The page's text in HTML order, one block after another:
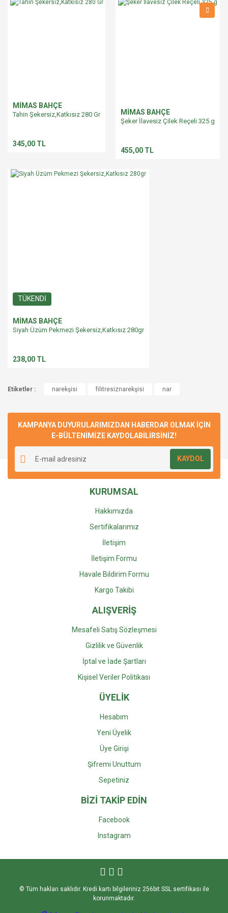
MİMAS BAHÇE
Tahin Şekersiz,Katkısız 280 Gr
345,00 TL
MİMAS BAHÇE
Şeker İlavesiz Çilek Reçeli 325 g
455,00 TL
TÜKENDİ
MİMAS BAHÇE
Siyah Üzüm Pekmezi Şekersiz,Katkısız 280gr
238,00 TL
Etiketler : narekşisi filitresiznarekşisi nar
KAMPANYA DUYURULARIMIZDAN HABERDAR OLMAK İÇİN
E-BÜLTENİMİZE KAYDOLABİLİRSİNİZ!
KAYDOL
KURUMSAL
Hakkımızda
Sertifikalarımız
İletişim
İletişim Formu
Havale Bildirim Formu
Kargo Takibi
ALIŞVERİŞ
Mesafeli Satış Sözleşmesi
Gizlilik ve Güvenlik
İptal ve İade Şartları
Kişisel Veriler Politikası
ÜYELİK
Hesabım
Yeni Üyelik
Üye Girişi
Şifremi Unuttum
Sepetiniz
BİZİ TAKİP EDİN
Facebook
Instagram
© Tüm hakları saklıdır. Kredi kartı bilgileriniz 256bit SSL sertifikası ile
korunmaktadır.